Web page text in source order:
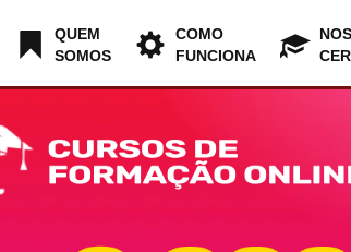
QUEM
SOMOS
COMO
FUNCIONA